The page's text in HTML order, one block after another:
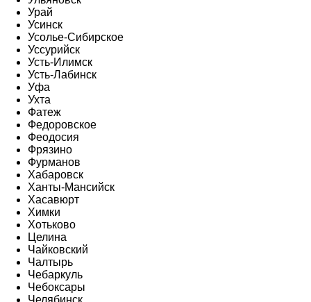
Урай
Усинск
Усолье-Сибирское
Уссурийск
Усть-Илимск
Усть-Лабинск
Уфа
Ухта
Фатеж
Федоровское
Феодосия
Фрязино
Фурманов
Хабаровск
Ханты-Мансийск
Хасавюрт
Химки
Хотьково
Целина
Чайковский
Чалтырь
Чебаркуль
Чебоксары
Челябинск